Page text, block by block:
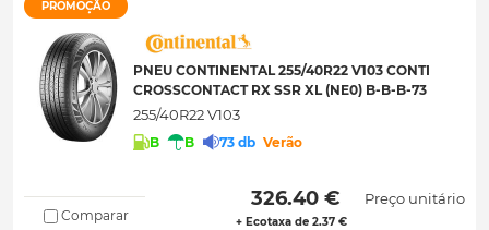
PROMOÇÃO
PNEU CONTINENTAL 255/40R22 V103 CONTI
CROSSCONTACT RX SSR XL (NE0) B-B-B-73
255/40R22 V103
B B 73 db Verão
Comparar
326.40 €
+ Ecotaxa de 2.37 €
Preço unitário